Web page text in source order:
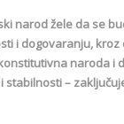
narod žele da se
i dogovaranju,
naroda i
stabilnosti –